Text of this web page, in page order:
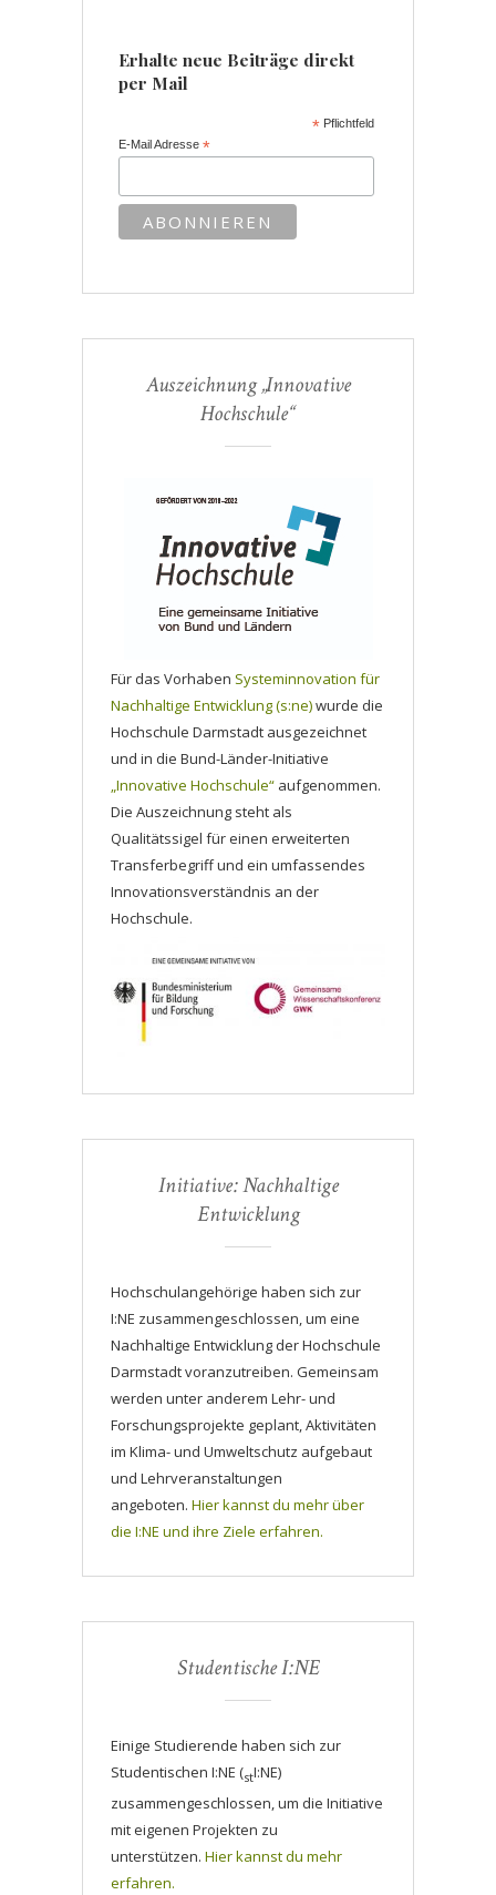
Erhalte neue Beiträge direkt
per Mail
* Pflichtfeld
E-Mail Adresse*
Auszeichnung „Innovative
Hochschule“
Für das Vorhaben Systeminnovation für
Nachhaltige Entwicklung (s:ne)wurde die
Hochschule Darmstadt ausgezeichnet
und in die Bund-Länder-Initiative
„Innovative Hochschule“ aufgenommen.
Die Auszeichnung steht als
Qualitätssigel für einen erweiterten
Transferbegriff und ein umfassendes
Innovationsverständnis an der
Hochschule.
Initiative: Nachhaltige
Entwicklung
Hochschulangehörige haben sich zur
I:NE zusammengeschlossen, um eine
Nachhaltige Entwicklung der Hochschule
Darmstadt voranzutreiben. Gemeinsam
werden unter anderem Lehr- und
Forschungsprojekte geplant, Aktivitäten
im Klima- und Umweltschutz aufgebaut
und Lehrveranstaltungen
angeboten. Hier kannst du mehr über
die I:NE und ihre Ziele erfahren.
Studentische I:NE
Einige Studierende haben sich zur
Studentischen I:NE (stI:NE)
zusammengeschlossen, um die Initiative
mit eigenen Projekten zu
unterstützen. Hier kannst du mehr
erfahren.